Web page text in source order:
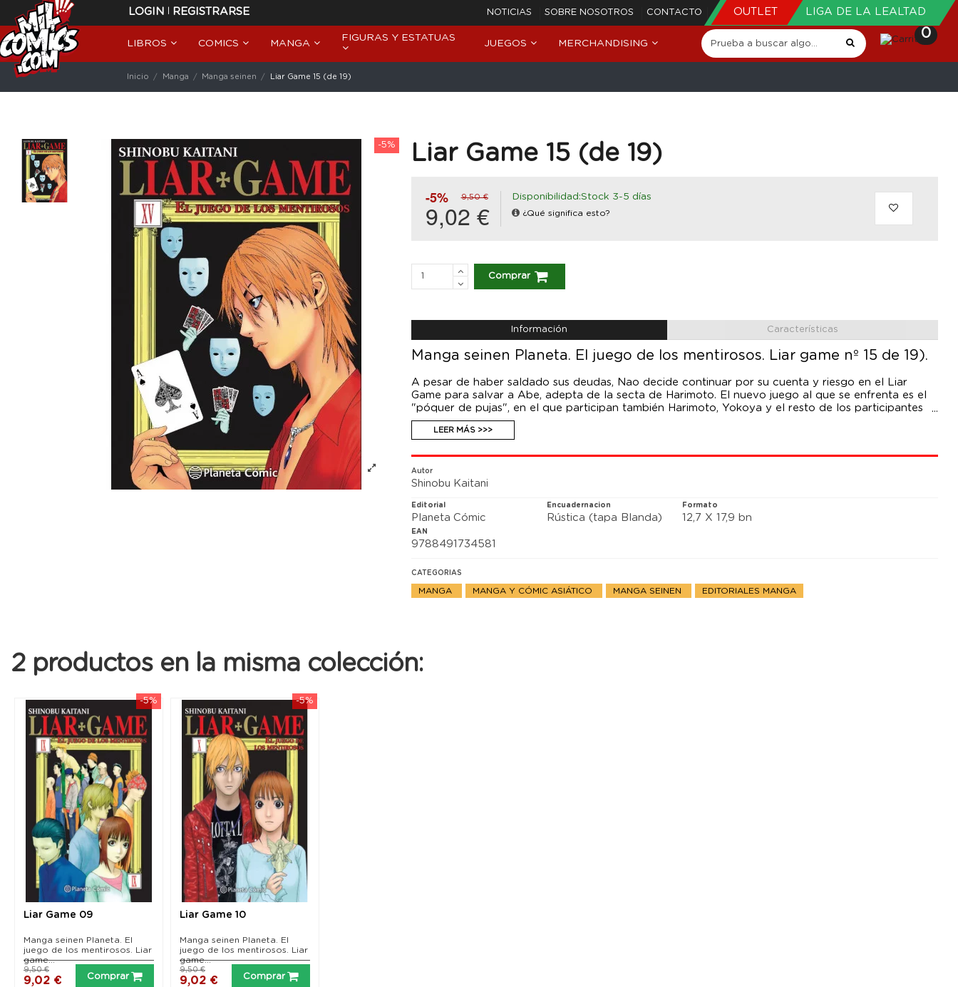
LOGIN | REGISTRARSE NOTICIAS SOBRE NOSOTROS CONTACTO OUTLET LIGA DE LA LEALTAD
LIBROS COMICS MANGA
FIGURAS Y ESTATUAS
JUEGOS MERCHANDISING
0
Inicio Manga Manga seinen Liar Game 15 (de 19)
-5% Liar Game 15 (de 19)
-5% 9,50 €
9,02 €
Disponibilidad:Stock 3-5 días
¿Qué significa esto?
Comprar
Información Características
Manga seinen Planeta. El juego de los mentirosos. Liar game nº 15 de 19).
A pesar de haber saldado sus deudas, Nao decide continuar por su cuenta y riesgo en el Liar
Game para salvar a Abe, adepta de la secta de Harimoto. El nuevo juego al que se enfrenta es el
"póquer de pujas", en el que participan también Harimoto, Yokoya y el resto de los participantes
del juego de las sillas.
Nao apela a la colaboración para que todos puedan salvarse, pero ese deseo pincha en hueso
trampa de Harimoto, Akiyama, que hasta entonces había permanecido en silencio, emprende el
contraataque.
¡¡En medio de una batalla campal por las cartas y las monedas, se desvela un sorprendente
LEER MÁS >>>
Autor
Shinobu Kaitani
Editorial
Planeta Cómic
Encuadernacion
Rústica (tapa Blanda)
Formato
12,7 X 17,9 bn
EAN
9788491734581
CATEGORIAS
MANGA MANGA Y CÓMIC ASIÁTICO MANGA SEINEN EDITORIALES MANGA
2 productos en la misma colección:
-5%
Liar Game 09
Manga seinen Planeta. El
juego de los mentirosos. Liar
game...
9,02 €
9,50 €
Comprar
-5%
Liar Game 10
Manga seinen Planeta. El
juego de los mentirosos. Liar
game...
9,02 €
9,50 €
Comprar